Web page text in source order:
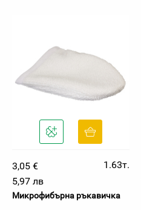
3,05 €
1.63т.
5,97 лв
Микрофибърна ръкавичка